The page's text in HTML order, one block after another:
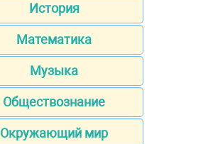
История
Математика
Музыка
Обществознание
Окружающий мир